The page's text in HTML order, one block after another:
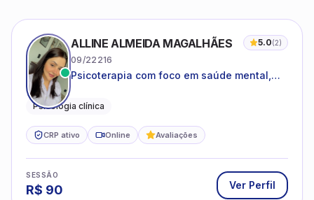
ALLINE ALMEIDA MAGALHÃES 5.0(2)
09/22216
Psicoterapia com foco em saúde mental,
adolescentes e adultos.
Psicologia clínica
CRP ativo Online Avaliações
SESSÃO
R$ 90 Ver Perfil